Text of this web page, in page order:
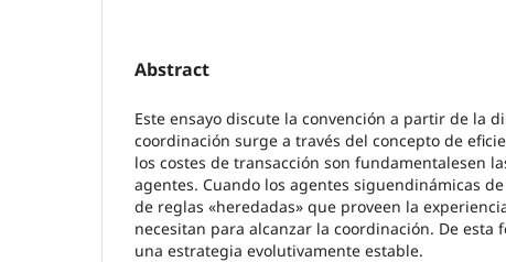
Abstract
Este ensayo discute la convención a partir de la
coordinación surge a través del concepto de
los costes de transacción son fundamentalesen
agentes. Cuando los agentes siguendinámicas
de reglas «heredadas» que proveen la
necesitan para alcanzar la coordinación. De esta
una estrategia evolutivamente estable.